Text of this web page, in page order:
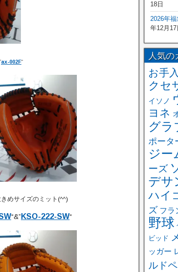
ax-002F“
きめサイズのミット(^^)
“&” KSO-222-SW“
18日
2026年
年12月17
人気の
お手
クセ
イソノ
ヨネ
グラ
ポータ
ジー
ーズ
デサ
ハイ
ズ フラ
野球
ビッド
ッガー
ルド